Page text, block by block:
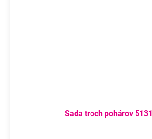
Sada troch pohárov 5131